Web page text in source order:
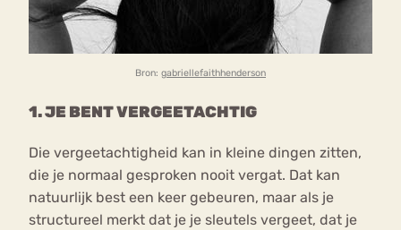
Bron: gabriellefaithhenderson
1. JE BENT VERGEETACHTIG
Die vergeetachtigheid kan in kleine dingen zitten,
die je normaal gesproken nooit vergat. Dat kan
natuurlijk best een keer gebeuren, maar als je
structureel merkt dat je je sleutels vergeet, dat je